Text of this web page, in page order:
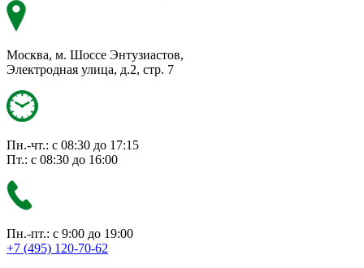
Москва, м. Шоссе Энтузиастов,
Электродная улица, д.2, стр. 7
Пн.-чт.: с 08:30 до 17:15
Пт.: с 08:30 до 16:00
Пн.-пт.: с 9:00 до 19:00
+7 (495) 120-70-62